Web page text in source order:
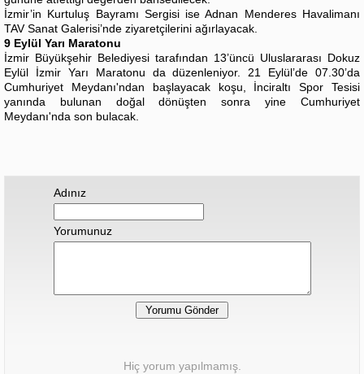
İzmir’in Kurtuluş Bayramı Sergisi ise Adnan Menderes Havalimanı
TAV Sanat Galerisi’nde ziyaretçilerini ağırlayacak.
9 Eylül Yarı Maratonu
İzmir Büyükşehir Belediyesi tarafından 13’üncü Uluslararası Dokuz
Eylül İzmir Yarı Maratonu da düzenleniyor. 21 Eylül’de 07.30’da
Cumhuriyet Meydanı'ndan başlayacak koşu, İnciraltı Spor Tesisi
yanında bulunan doğal dönüşten sonra yine Cumhuriyet
Meydanı'nda son bulacak.
Adınız
Yorumunuz
Hiç yorum yapılmamış.